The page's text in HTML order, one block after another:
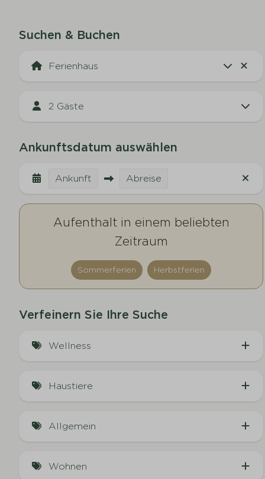
Suchen & Buchen
2 Gäste
Ankunftsdatum auswählen
Ankunft Abreise
Aufenthalt in einem beliebten
Zeitraum
Sommerferien Herbstferien
Verfeinern Sie Ihre Suche
Wellness
Haustiere
Allgemein
Wohnen